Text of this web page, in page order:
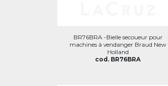
BR76BRA -Bielle secoueur pour
machines à vendanger Braud New
Holland
cod. BR76BRA